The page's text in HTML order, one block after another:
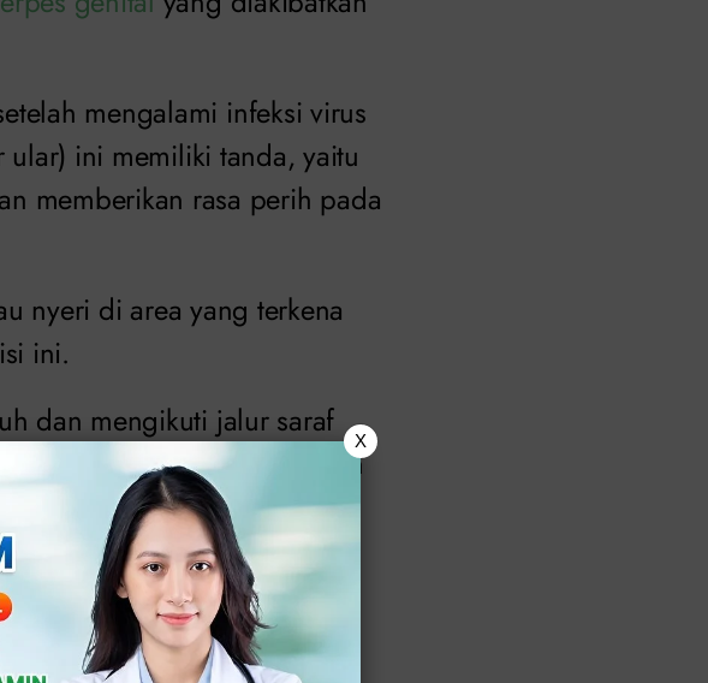
mengalami infeksi virus
ini memiliki tanda, yaitu
memberikan rasa perih pada
nyeri di area yang terkena
ini.
dan mengikuti jalur saraf
juga dapat muncul di daerah
yang memiliki kekebalan
infeksi cacar air pada
X